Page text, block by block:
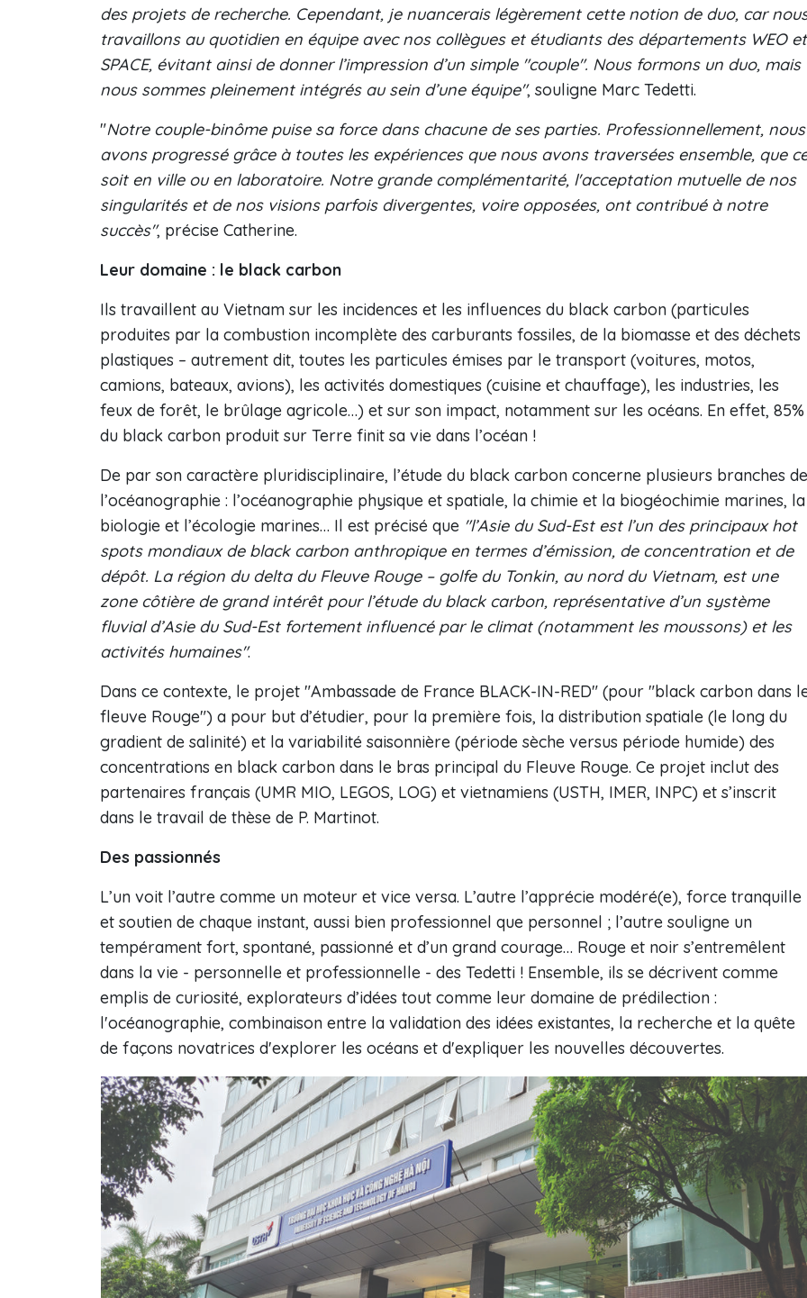
des projets de recherche. Cependant, je nuancerais légèrement cette notion de duo, car
travaillons au quotidien en équipe avec nos collègues et étudiants des départements WEO et
SPACE, évitant ainsi de donner l’impression d’un simple "couple". Nous formons un duo, mais
nous sommes pleinement intégrés au sein d’une équipe", souligne Marc Tedetti.
"Notre couple-binôme puise sa force dans chacune de ses parties. Professionnellement, nous
avons progressé grâce à toutes les expériences que nous avons traversées ensemble, que
soit en ville ou en laboratoire. Notre grande complémentarité, l'acceptation mutuelle de nos
singularités et de nos visions parfois divergentes, voire opposées, ont contribué à notre
succès", précise Catherine.
Leur domaine : le black carbon
Ils travaillent au Vietnam sur les incidences et les influences du black carbon (particules
produites par la combustion incomplète des carburants fossiles, de la biomasse et des déchets
plastiques – autrement dit, toutes les particules émises par le transport (voitures, motos,
camions, bateaux, avions), les activités domestiques (cuisine et chauffage), les industries, les
feux de forêt, le brûlage agricole…) et sur son impact, notamment sur les océans. En effet, 85%
du black carbon produit sur Terre finit sa vie dans l’océan !
De par son caractère pluridisciplinaire, l’étude du black carbon concerne plusieurs branches de
l’océanographie : l’océanographie physique et spatiale, la chimie et la biogéochimie marines, la
biologie et l’écologie marines… Il est précisé que "l’Asie du Sud-Est est l’un des principaux hot
spots mondiaux de black carbon anthropique en termes d’émission, de concentration et de
dépôt. La région du delta du Fleuve Rouge ‒ golfe du Tonkin, au nord du Vietnam, est une
zone côtière de grand intérêt pour l’étude du black carbon, représentative d’un système
fluvial d’Asie du Sud-Est fortement influencé par le climat (notamment les moussons) et les
activités humaines".
Dans ce contexte, le projet "Ambassade de France BLACK-IN-RED" (pour "black carbon dans
fleuve Rouge") a pour but d’étudier, pour la première fois, la distribution spatiale (le long du
gradient de salinité) et la variabilité saisonnière (période sèche versus période humide) des
concentrations en black carbon dans le bras principal du Fleuve Rouge. Ce projet inclut des
partenaires français (UMR MIO, LEGOS, LOG) et vietnamiens (USTH, IMER, INPC) et s’inscrit
dans le travail de thèse de P. Martinot.
Des passionnés
L’un voit l’autre comme un moteur et vice versa. L’autre l’apprécie modéré(e), force tranquille
et soutien de chaque instant, aussi bien professionnel que personnel ; l’autre souligne un
tempérament fort, spontané, passionné et d’un grand courage… Rouge et noir s’entremêlent
dans la vie - personnelle et professionnelle - des Tedetti ! Ensemble, ils se décrivent comme
emplis de curiosité, explorateurs d’idées tout comme leur domaine de prédilection :
l'océanographie, combinaison entre la validation des idées existantes, la recherche et la quête
de façons novatrices d'explorer les océans et d'expliquer les nouvelles découvertes.